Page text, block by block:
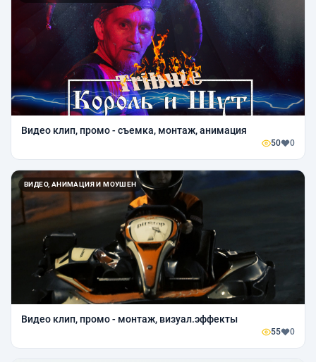
Видео клип, промо - съемка, монтаж, анимация
50 0
ВИДЕО, АНИМАЦИЯ И МОУШЕН
Видео клип, промо - монтаж, визуал.эффекты
55 0